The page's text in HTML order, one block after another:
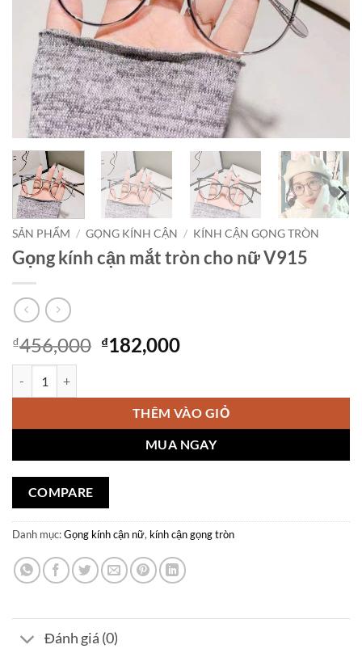
SẢN PHẨM / GỌNG KÍNH CẬN / KÍNH CẬN GỌNG TRÒN
Gọng kính cận mắt tròn cho nữ V915
₫456,000 Giá
₫456,000.
₫182,000Giá
là:
₫182,000.
THÊM VÀO GIỎ
MUA NGAY
COMPARE
Danh mục:Gọng kính cận nữ, kính cận gọng tròn
Đánh giá (0)